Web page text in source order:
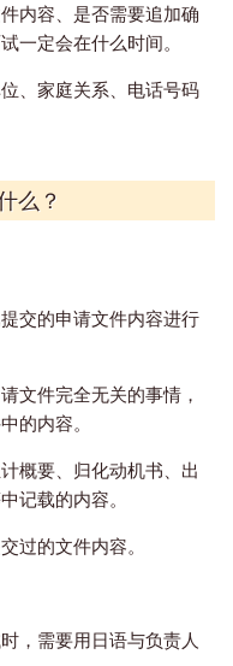
内容、是否需要追加确
一定会在什么时间。
、家庭关系、电话号码
么？
交的申请文件内容进行
文件完全无关的事情，
的内容。
概要、归化动机书、出
记载的内容。
过的文件内容。
，需要用日语与负责人